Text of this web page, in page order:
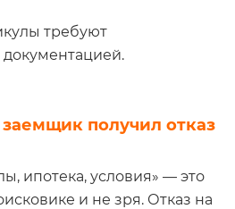
требуют
получил отказ
ипотека, условия» — это
и не зря. Отказ на